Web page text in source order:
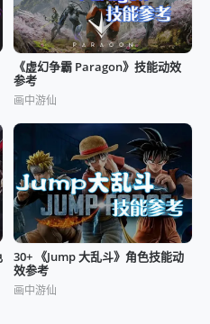
《虚幻争霸 Paragon》技能动效
参考
画中游仙
30+ 《Jump 大乱斗》角色技能动
效参考
画中游仙